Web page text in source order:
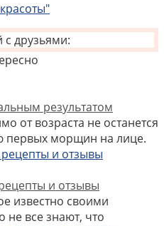
друзьями:
результатом
от возраста не останется
первых морщин на лице.
и отзывы
известно своими
все знают, что